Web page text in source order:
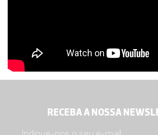
RECEBA A NOSSA